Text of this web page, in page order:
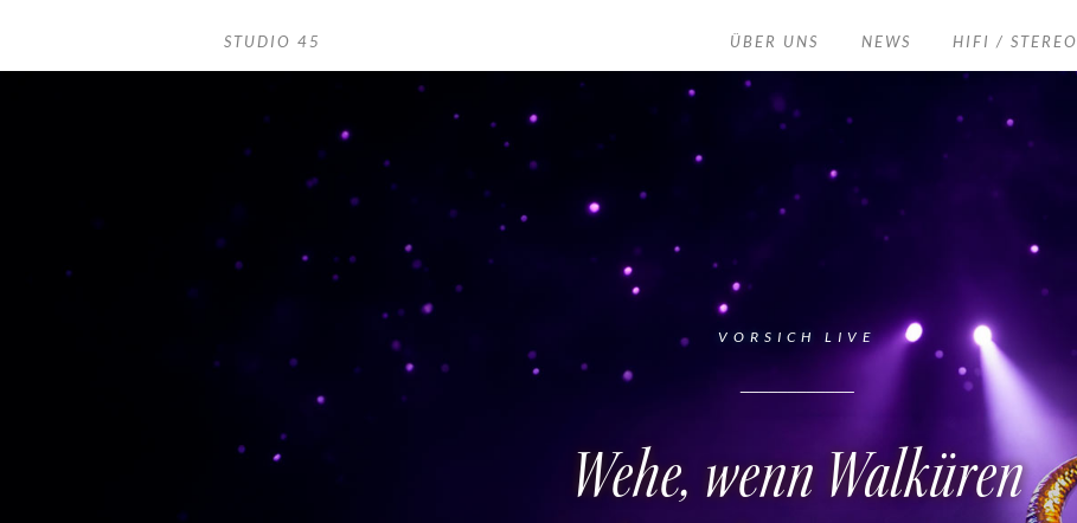
VORSICH LIVE
Wehe, wenn Walküren
ÜBER UNS NEWS HIFI / STEREO
STUDIO 45